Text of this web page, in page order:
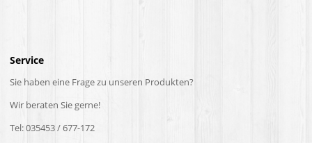
Service
Sie haben eine Frage zu unseren Produkten?
Wir beraten Sie gerne!
Tel: 035453 / 677-172